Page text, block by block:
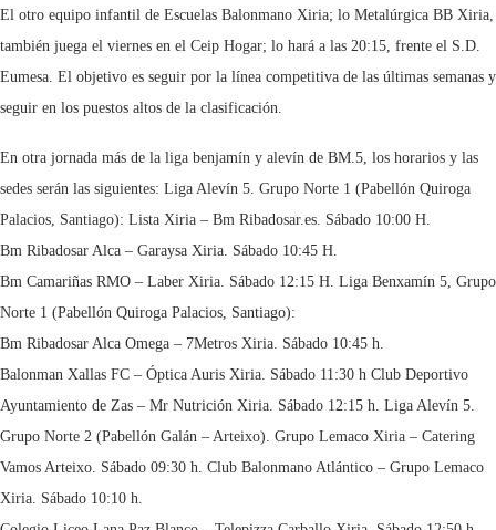
El otro equipo infantil de Escuelas Balonmano Xiria; lo Metalúrgica BB Xiria,
también juega el viernes en el Ceip Hogar; lo hará a las 20:15, frente el S.D.
Eumesa. El objetivo es seguir por la línea competitiva de las últimas semanas y
seguir en los puestos altos de la clasificación.
En otra jornada más de la liga benjamín y alevín de BM.5, los horarios y las
sedes serán las siguientes: Liga Alevín 5. Grupo Norte 1 (Pabellón Quiroga
Palacios, Santiago): Lista Xiria – Bm Ribadosar.es. Sábado 10:00 H.
Bm Ribadosar Alca – Garaysa Xiria. Sábado 10:45 H.
Bm Camariñas RMO – Laber Xiria. Sábado 12:15 H. Liga Benxamín 5, Grupo
Norte 1 (Pabellón Quiroga Palacios, Santiago):
Bm Ribadosar Alca Omega – 7Metros Xiria. Sábado 10:45 h.
Balonman Xallas FC – Óptica Auris Xiria. Sábado 11:30 h Club Deportivo
Ayuntamiento de Zas – Mr Nutrición Xiria. Sábado 12:15 h. Liga Alevín 5.
Grupo Norte 2 (Pabellón Galán – Arteixo). Grupo Lemaco Xiria – Catering
Vamos Arteixo. Sábado 09:30 h. Club Balonmano Atlántico – Grupo Lemaco
Xiria. Sábado 10:10 h.